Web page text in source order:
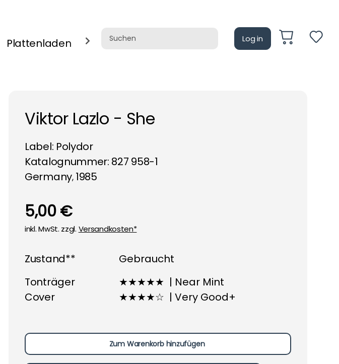
Log in
Plattenladen Ankauf
Viktor Lazlo - She
Label: Polydor
Katalognummer: 827 958-1
Germany, 1985
5,00 €
inkl. MwSt. zzgl. Versandkosten*
Zustand**
Gebraucht
Tonträger
★★★★★ | Near Mint
Cover
★★★★☆ | Very Good+
Zum Warenkorb hinzufügen